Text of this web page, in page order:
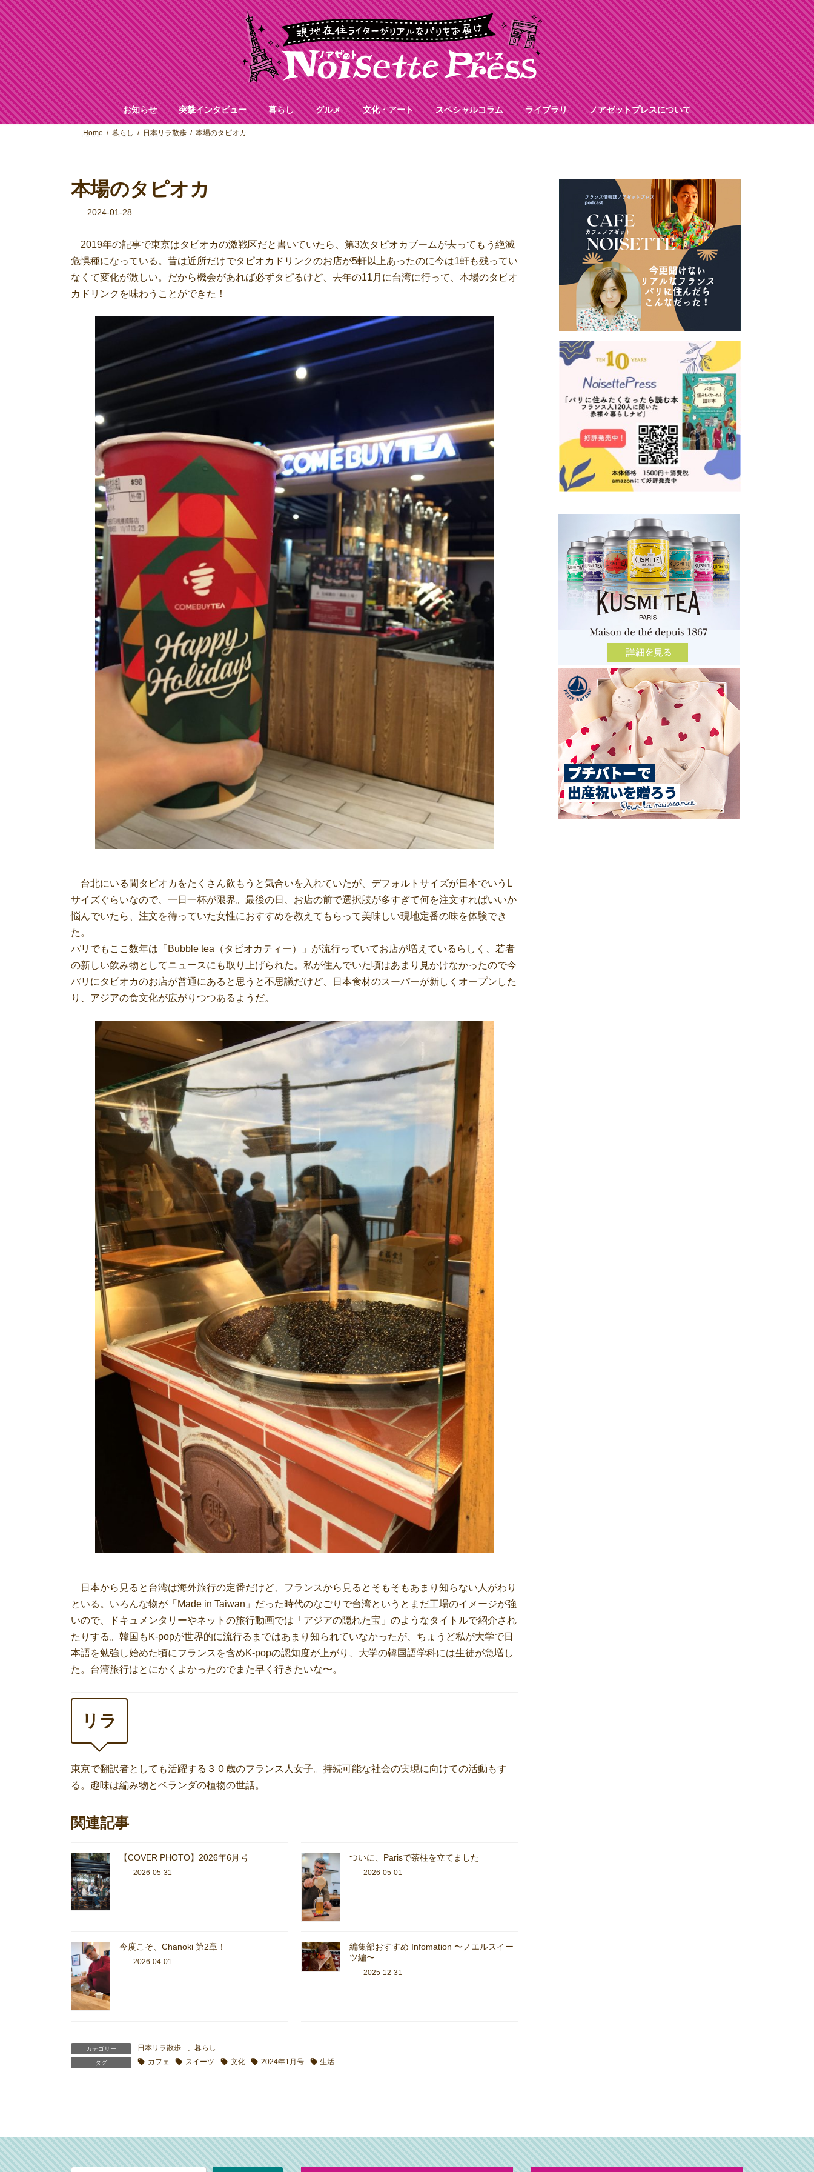
コ
ン
テ
ン
ツ
へ
ス
キ
ッ
プ
ナ
ビ
ゲ
ー
シ
ョ
ン
に
移
動
お知らせ 突撃インタビュー 暮らし グルメ 文化・アート スペシャルコラム ライブラリ ノアゼットプレスについて
Home 暮らし 日本リラ散歩 本場のタピオカ
本場のタピオカ
2024-01-28
2019年の記事で東京はタピオカの激戦区だと書いていたら、第3次タピオカブームが去ってもう絶滅
危惧種になっている。昔は近所だけでタピオカドリンクのお店が5軒以上あったのに今は1軒も残ってい
なくて変化が激しい。だから機会があれば必ずタピるけど、去年の11月に台湾に行って、本場のタピオ
カドリンクを味わうことができた！
台北にいる間タピオカをたくさん飲もうと気合いを入れていたが、デフォルトサイズが日本でいうL
サイズぐらいなので、一日一杯が限界。最後の日、お店の前で選択肢が多すぎて何を注文すればいいか
悩んでいたら、注文を待っていた女性におすすめを教えてもらって美味しい現地定番の味を体験でき
た。
パリでもここ数年は「Bubble tea（タピオカティー）」が流行っていてお店が増えているらしく、若者
の新しい飲み物としてニュースにも取り上げられた。私が住んでいた頃はあまり見かけなかったので今
パリにタピオカのお店が普通にあると思うと不思議だけど、日本食材のスーパーが新しくオープンした
り、アジアの食文化が広がりつつあるようだ。
日本から見ると台湾は海外旅行の定番だけど、フランスから見るとそもそもあまり知らない人がわり
といる。いろんな物が「Made in Taiwan」だった時代のなごりで台湾というとまだ工場のイメージが強
いので、ドキュメンタリーやネットの旅行動画では「アジアの隠れた宝」のようなタイトルで紹介され
たりする。韓国もK-popが世界的に流行るまではあまり知られていなかったが、ちょうど私が大学で日
本語を勉強し始めた頃にフランスを含めK-popの認知度が上がり、大学の韓国語学科には生徒が急増し
た。台湾旅行はとにかくよかったのでまた早く行きたいな〜。
リラ
東京で翻訳者としても活躍する３０歳のフランス人女子。持続可能な社会の実現に向けての活動もす
る。趣味は編み物とベランダの植物の世話。
関連記事
【COVER PHOTO】2026年6月号
2026-05-31
ついに、Parisで茶柱を立てました
2026-05-01
今度こそ、Chanoki 第2章！
2026-04-01
編集部おすすめ Infomation 〜ノエルスイー
ツ編〜
2025-12-31
カテゴリー 日本リラ散歩 、 暮らし
タグ カフェ スイーツ 文化 2024年1月号 生活